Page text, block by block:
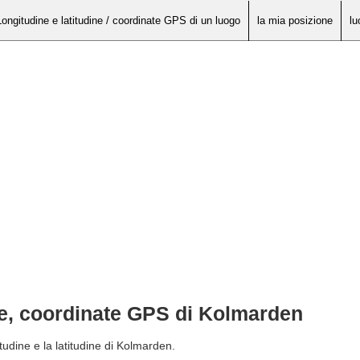
e latitudine / coordinate GPS di un luogo la mia posizione
coordinate GPS di Kolmarden
e la latitudine di Kolmarden.